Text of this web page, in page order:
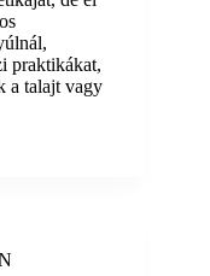
praktikákat,
a talajt vagy